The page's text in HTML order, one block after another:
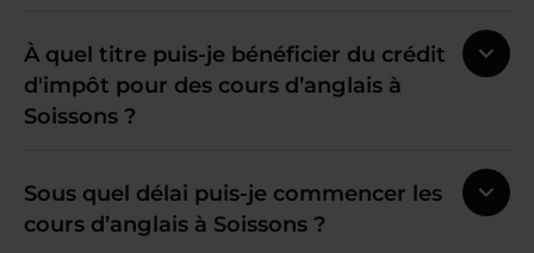
À quel titre puis-je bénéficier du crédit
d'impôt pour des cours d’anglais à
Soissons ?
Sous quel délai puis-je commencer les
cours d’anglais à Soissons ?